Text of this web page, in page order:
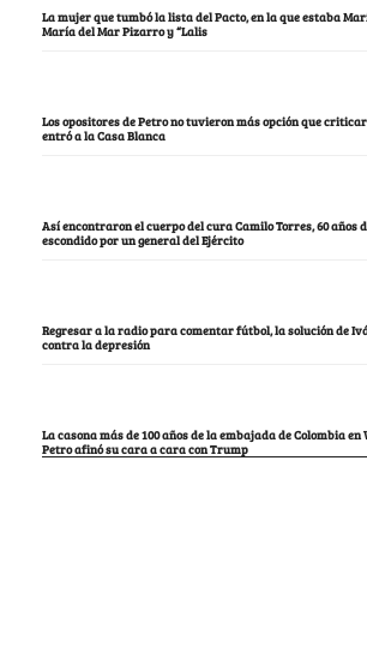
La mujer que tumbó la lista del Pacto, en la que estaba
María del Mar Pizarro y “Lalis
Los opositores de Petro no tuvieron más opción que
entró a la Casa Blanca
Así encontraron el cuerpo del cura Camilo Torres, 60 años
escondido por un general del Ejército
Regresar a la radio para comentar fútbol, la solución de
contra la depresión
La casona más de 100 años de la embajada de Colombia
Petro afinó su cara a cara con Trump